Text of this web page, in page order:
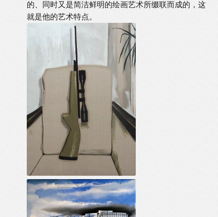
的、同时又是简洁鲜明的绘画艺术所缀联而成的，这
就是他的艺术特点。